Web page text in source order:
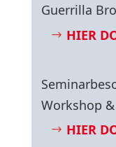
Guerrilla
HIER
Workshop
HIER